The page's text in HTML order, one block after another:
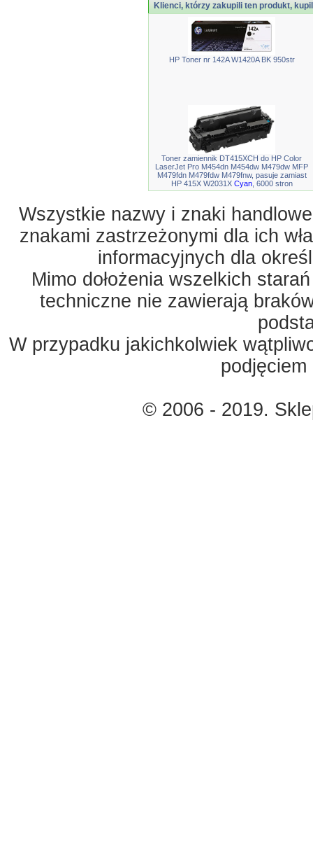
Klienci, którzy zakupili ten produkt,
HP Toner nr 142A W1420A BK 950str
Toner zamiennik DT415XCH do HP Color
LaserJet Pro M454dn M454dw M479dw MFP
M479fdn M479fdw M479fnw, pasuje zamiast
HP 415X W2031X Cyan, 6000 stron
Wszystkie nazwy i znaki
znakami zastrzeżonymi dla ich
informacyjnych dla
Mimo dołożenia wszelkich
techniczne nie zawierają
W przypadku jakichkolwiek
© 2006 - 2019.